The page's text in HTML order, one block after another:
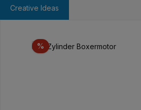
Creative Ideas
% Sconto